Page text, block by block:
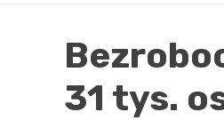
31 tys.